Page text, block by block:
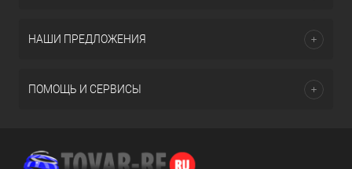
НАШИ ПРЕДЛОЖЕНИЯ
ПОМОЩЬ И СЕРВИСЫ